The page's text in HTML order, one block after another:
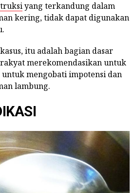
yang terkandung dalam
kering, tidak dapat digunakan
itu adalah bagian dasar
merekomendasikan untuk
mengobati impotensi dan
lambung.